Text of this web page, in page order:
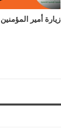
زيارة أمير